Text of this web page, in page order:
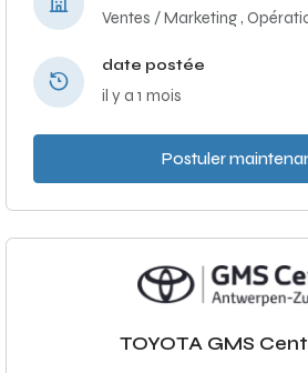
Ventes / Marketing ,
date postée
il y a 1 mois
Postuler
TOYOTA GMS